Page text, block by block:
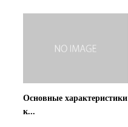
Основные характеристики
к...